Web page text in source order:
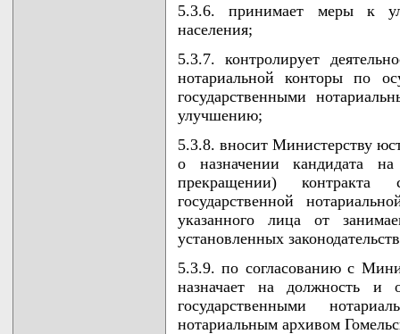
5.3.6. принимает меры к
населения;
5.3.7. контролирует
нотариальной конторы по
государственными
улучшению;
5.3.8. вносит Министерству
о назначении кандидата
прекращении)
государственной
указанного лица от
установленных
5.3.9. по согласованию с
назначает на должность и
государственными
нотариальным архивом